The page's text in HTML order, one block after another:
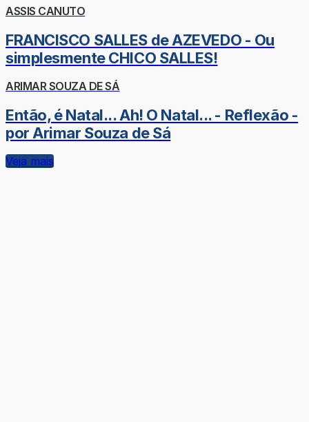
ASSIS CANUTO
FRANCISCO SALLES de AZEVEDO - Ou
simplesmente CHICO SALLES!
ARIMAR SOUZA DE SÁ
Então, é Natal... Ah! O Natal... - Reflexão -
por Arimar Souza de Sá
Veja mais